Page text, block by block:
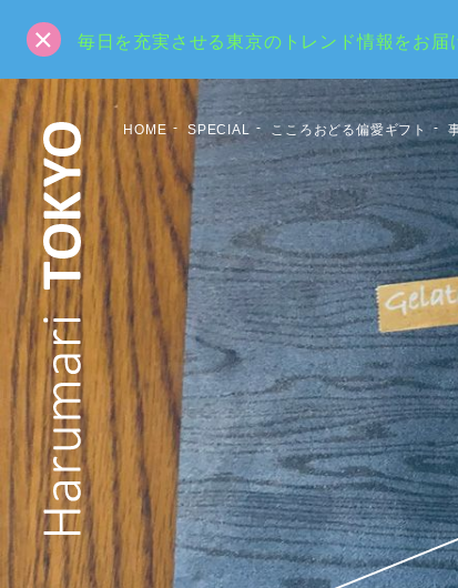
毎日を充実させる東京のトレンド情報をお届
HOME SPECIAL こころおどる偏愛ギフト